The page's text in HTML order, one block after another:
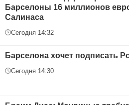
Барселоны 16 миллионов
Салинаса
Сегодня 14:32
Барселона хочет подписать
Сегодня 14:30